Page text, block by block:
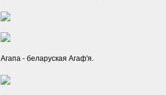
Агапа - беларуская Агаф'я.